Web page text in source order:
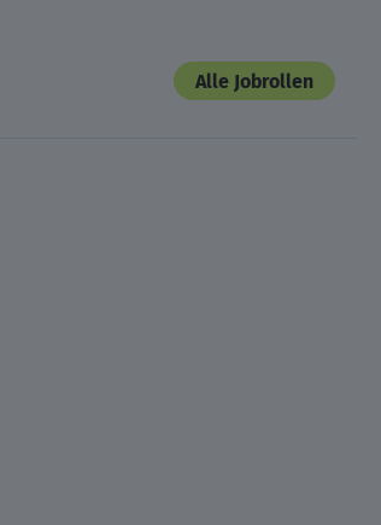
Alle Jobrollen